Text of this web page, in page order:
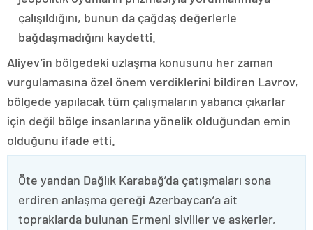
çalışıldığını, bunun da çağdaş değerlerle
bağdaşmadığını kaydetti.
Aliyev’in bölgedeki uzlaşma konusunu her zaman
vurgulamasına özel önem verdiklerini bildiren Lavrov,
bölgede yapılacak tüm çalışmaların yabancı çıkarlar
için değil bölge insanlarına yönelik olduğundan emin
olduğunu ifade etti.
Öte yandan Dağlık Karabağ’da çatışmaları sona
erdiren anlaşma gereği Azerbaycan’a ait
topraklarda bulunan Ermeni siviller ve askerler,